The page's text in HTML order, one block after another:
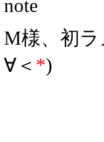
M様、初
∀＜ *)